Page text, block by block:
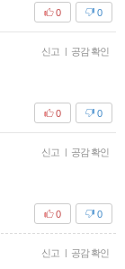
0
0
신고 | 공감 확인
0
0
신고 | 공감 확인
0
0
신고 | 공감 확인